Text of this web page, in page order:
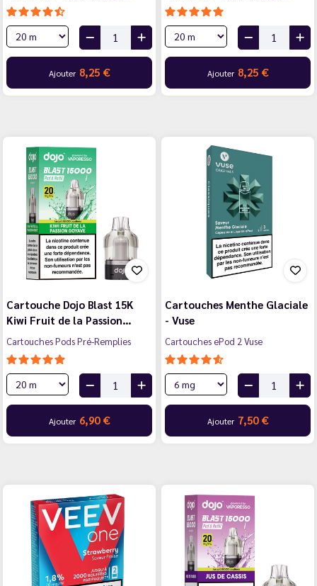
Ajouter 8,25 € Ajouter 8,25 €
Cartouche Dojo Blast 15K
Kiwi Fruit de la Passion…
Cartouches Pods Pré-Remplies
Ajouter 6,90 €
Cartouches Menthe Glaciale
- Vuse
Cartouches ePod 2 Vuse
Ajouter 7,50 €